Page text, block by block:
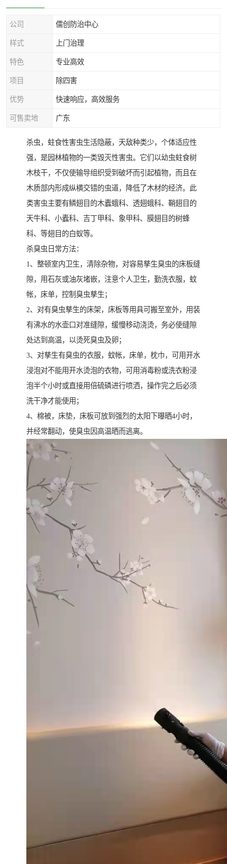
公司 儒创防治中心
样式 上门治理
特色 专业高效
项目 除四害
优势 快速响应，高效服务
可售卖地 广东
杀虫，蛀食性害虫生活隐蔽，天敌种类少，个体适应性
强，是园林植物的一类毁灭性害虫。它们以幼虫蛀食树
木枝干，不仅使输导组织受到破坏而引起植物，而且在
木质部内形成纵横交错的虫道，降低了木材的经济。此
类害虫主要有鳞翅目的木蠹蛾科、透翅蛾科、鞘翅目的
天牛科、小蠹科、吉丁甲科、象甲科、膜翅目的树蜂
科、等翅目的白蚁等。
杀臭虫日常方法：
1、整顿室内卫生，清除杂物，对容易孳生臭虫的床板缝
隙，用石灰或油灰堵嵌，注意个人卫生，勤洗衣服，蚊
帐，床单，控制臭虫孳生；
2、对有臭虫孳生的床架，床板等用具可搬至室外，用装
有沸水的水壶口对准缝隙，缓慢移动浇烫，务必使缝隙
处达到高温，以烫死臭虫及卵；
3、对孳生有臭虫的衣服，蚊帐，床单，枕巾，可用开水
浸泡对不能用开水烫泡的衣物，可用消毒粉或洗衣粉浸
泡半个小时或直接用倍硫磷进行喷洒，操作完之后必须
洗干净才能使用；
4、棉被，床垫，床板可放到强烈的太阳下曝晒4小时，
并经常翻动，使臭虫因高温晒而逃离。